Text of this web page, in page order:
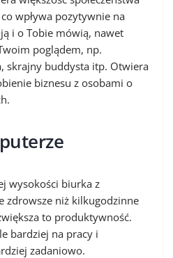
wpływa pozytywnie na
i o Tobie mówią, nawet
poglądem, np.
skrajny buddysta itp. Otwiera
biznesu z osobami o
wysokości biurka z
zdrowsze niż kilkugodzinne
to produktywność.
bardziej na pracy i
zadaniowo.